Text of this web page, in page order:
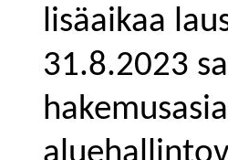
lisäaikaa
31.8.2023